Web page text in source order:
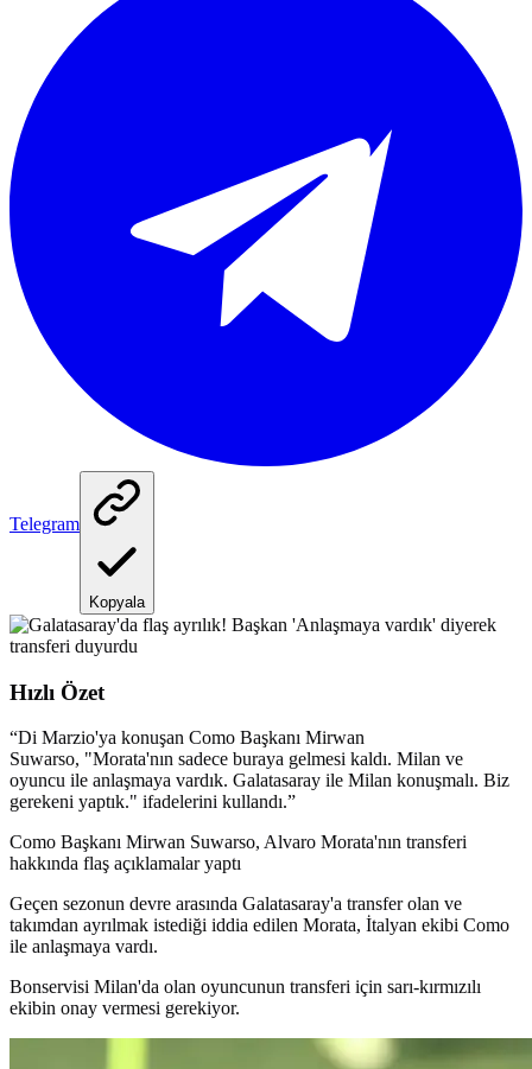
Telegram
Kopyala
Hızlı Özet
“Di Marzio'ya konuşan Como Başkanı Mirwan
Suwarso, "Morata'nın sadece buraya gelmesi kaldı. Milan ve
oyuncu ile anlaşmaya vardık. Galatasaray ile Milan konuşmalı. Biz
gerekeni yaptık." ifadelerini kullandı.”
Como Başkanı Mirwan Suwarso, Alvaro Morata'nın transferi
hakkında flaş açıklamalar yaptı
Geçen sezonun devre arasında Galatasaray'a transfer olan ve
takımdan ayrılmak istediği iddia edilen Morata, İtalyan ekibi Como
ile anlaşmaya vardı.
Bonservisi Milan'da olan oyuncunun transferi için sarı-kırmızılı
ekibin onay vermesi gerekiyor.